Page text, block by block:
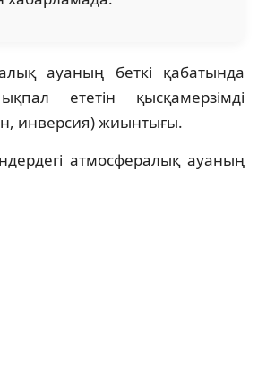
ауаның беткі қабатында
ететін қысқамерзімді
инверсия) жиынтығы.
атмосфералық ауаның